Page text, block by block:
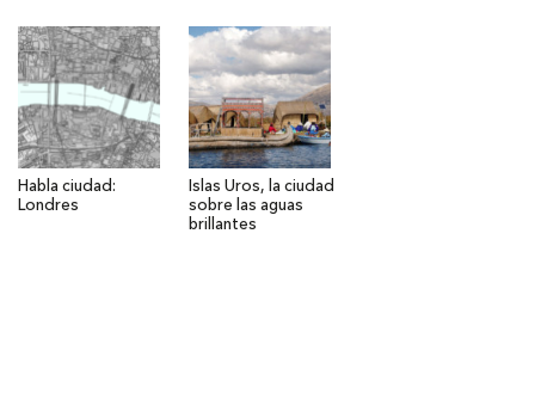
Habla ciudad:
Londres
Islas Uros, la ciudad
sobre las aguas
brillantes